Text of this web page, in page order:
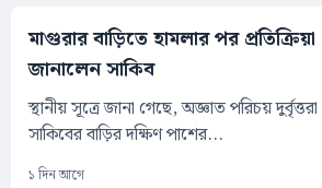
মাগুরার বাড়িতে হামলার পর প্রতিক্রিয়া
জানালেন সাকিব
স্থানীয় সূত্রে জানা গেছে, অজ্ঞাত পরিচয় দুর্বৃত্তরা
সাকিবের বাড়ির দক্ষিণ পাশের...
১ দিন আগে